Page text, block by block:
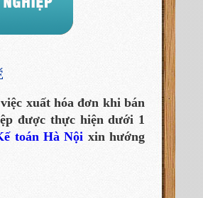
xuất hóa đơn khi bán
được thực hiện dưới 1
toán Hà Nội xin hướng